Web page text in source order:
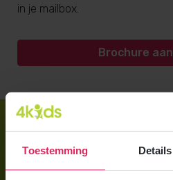
Toestemming Details
in je mailbox.
Brochure
Aanmelden bij 4Kids